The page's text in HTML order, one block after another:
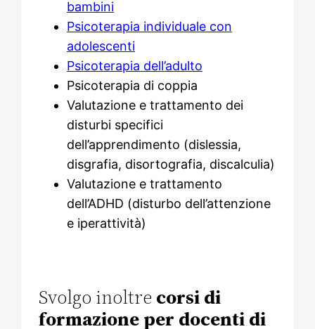
bambini
Psicoterapia individuale con
adolescenti
Psicoterapia dell’adulto
Psicoterapia di coppia
Valutazione e trattamento dei
disturbi specifici
dell’apprendimento (dislessia,
disgrafia, disortografia, discalculia)
Valutazione e trattamento
dell’ADHD (disturbo dell’attenzione
e iperattività)
Svolgo inoltrecorsi di
formazione per docenti di